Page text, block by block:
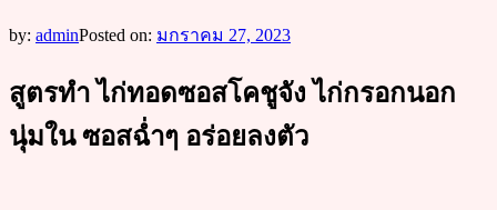
by: adminPosted on: มกราคม 27, 2023
สูตรทำ ไก่ทอดซอสโคชูจัง ไก่กรอกนอก
นุ่มใน ซอสฉ่ำๆ อร่อยลงตัว